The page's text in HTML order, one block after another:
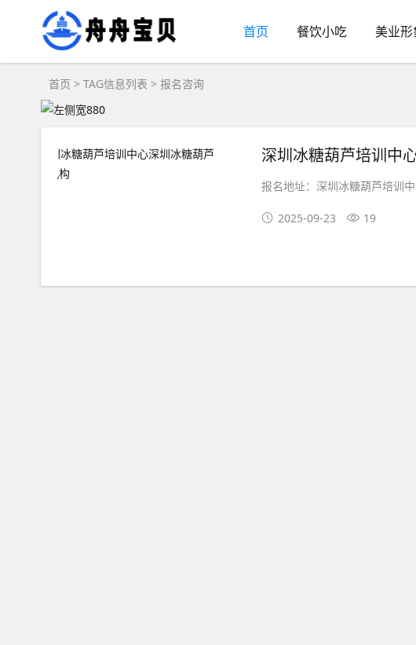
首页 餐饮小吃 美业形
首页 > TAG信息列表 > 报名咨询
深圳冰糖葫芦培训中
报名地址：深圳冰糖葫芦培训
2025-09-23 19